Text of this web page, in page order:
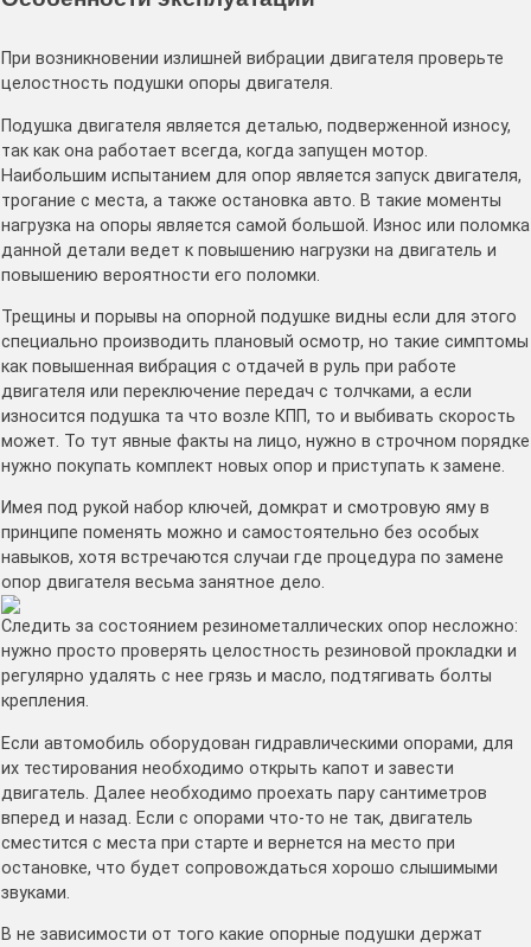
При возникновении излишней вибрации двигателя проверьте
целостность подушки опоры двигателя.
Подушка двигателя является деталью, подверженной износу,
так как она работает всегда, когда запущен мотор.
Наибольшим испытанием для опор является запуск двигателя,
трогание с места, а также остановка авто. В такие моменты
нагрузка на опоры является самой большой. Износ или поломка
данной детали ведет к повышению нагрузки на двигатель и
повышению вероятности его поломки.
Трещины и порывы на опорной подушке видны если для этого
специально производить плановый осмотр, но такие симптомы
как повышенная вибрация с отдачей в руль при работе
двигателя или переключение передач с толчками, а если
износится подушка та что возле КПП, то и выбивать скорость
может. То тут явные факты на лицо, нужно в строчном порядке
нужно покупать комплект новых опор и приступать к замене.
Имея под рукой набор ключей, домкрат и смотровую яму в
принципе поменять можно и самостоятельно без особых
навыков, хотя встречаются случаи где процедура по замене
опор двигателя весьма занятное дело.
Следить за состоянием резинометаллических опор несложно:
нужно просто проверять целостность резиновой прокладки и
регулярно удалять с нее грязь и масло, подтягивать болты
крепления.
Если автомобиль оборудован гидравлическими опорами, для
их тестирования необходимо открыть капот и завести
двигатель. Далее необходимо проехать пару сантиметров
вперед и назад. Если с опорами что-то не так, двигатель
сместится с места при старте и вернется на место при
остановке, что будет сопровождаться хорошо слышимыми
звуками.
В не зависимости от того какие опорные подушки держат